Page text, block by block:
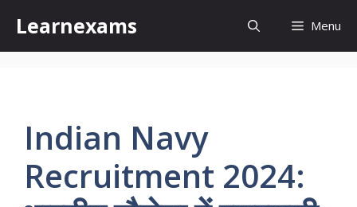
content
Learnexams Menu
Indian Navy
Recruitment 2024: